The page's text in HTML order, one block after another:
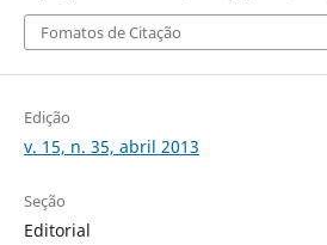
Fomatos de Citação
Edição
v. 15, n. 35, abril 2013
Seção
Editorial